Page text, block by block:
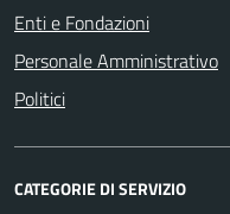
Enti e Fondazioni
Personale Amministrativo
Politici
CATEGORIE DI SERVIZIO